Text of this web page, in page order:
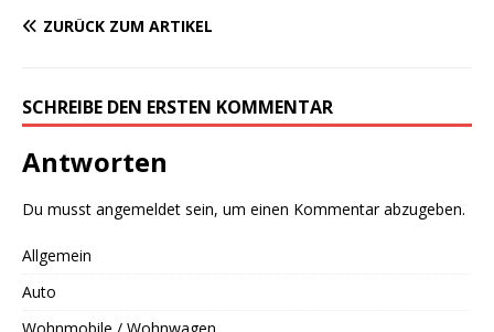
ZURÜCK ZUM ARTIKEL
SCHREIBE DEN ERSTEN KOMMENTAR
Antworten
Du musst angemeldet sein, um einen Kommentar abzugeben.
Allgemein
Auto